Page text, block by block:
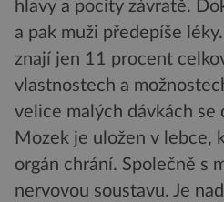
hlavy a pocity závratě.
a pak muži předepíše
znají jen 11 procent
vlastnostech a
velice malých dávkách se
Mozek je uložen v lebce,
orgán chrání. Společně s
nervovou soustavu. Je